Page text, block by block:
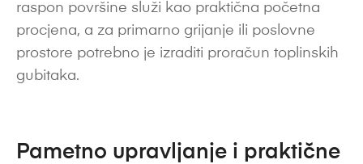
raspon površine služi kao praktična početna
procjena, a za primarno grijanje ili poslovne
prostore potrebno je izraditi proračun toplinskih
gubitaka.
Pametno upravljanje i praktične